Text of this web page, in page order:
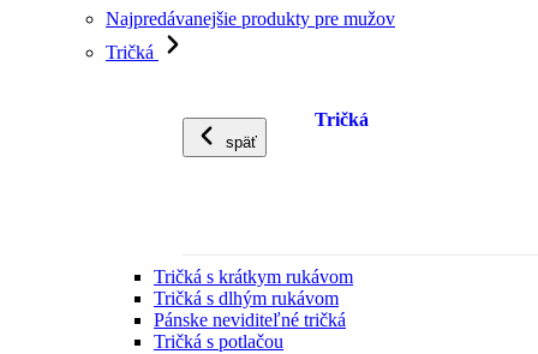
Najpredávanejšie produkty pre mužov
Tričká
späť
Tričká
Tričká s krátkym rukávom
Tričká s dlhým rukávom
Pánske neviditeľné tričká
Tričká s potlačou